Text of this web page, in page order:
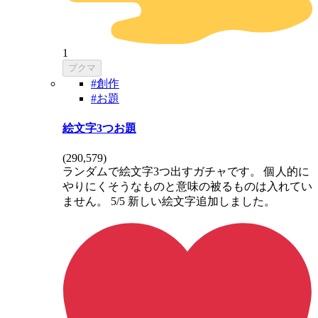
1
ブクマ
#創作
#お題
絵文字3つお題
(290,579)
ランダムで絵文字3つ出すガチャです。 個人的に
やりにくそうなものと意味の被るものは入れてい
ません。 5/5 新しい絵文字追加しました。